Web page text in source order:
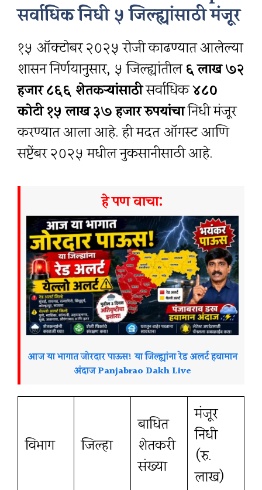
सर्वाधिक निधी ५ जिल्ह्यांसाठी मंजूर
१५ ऑक्टोबर २०२५ रोजी काढण्यात आलेल्या
शासन निर्णयानुसार, ५ जिल्ह्यांतील६ लाख ७२
हजार ८६६ शेतकऱ्यांसाठीसर्वाधिक४८०
कोटी १५ लाख ३७ हजार रुपयांचानिधी मंजूर
करण्यात आला आहे. ही मदत ऑगस्ट आणि
सप्टेंबर २०२५ मधील नुकसानीसाठी आहे.
हे पण वाचा:
आज या भागात जोरदार पाऊस! या जिल्ह्यांना रेड अलर्ट हवामान
अंदाज Panjabrao Dakh Live
विभाग जिल्हा
बाधित
शेतकरी
संख्या
मंजूर
निधी
(रु.
लाख)